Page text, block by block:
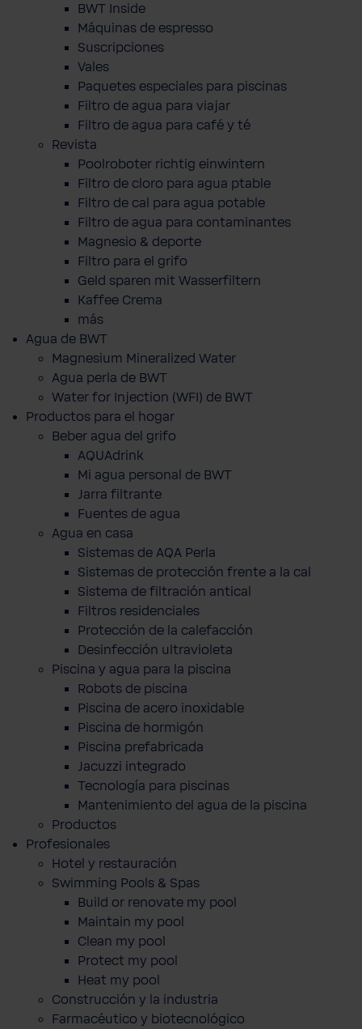
BWT Inside
Máquinas de espresso
Suscripciones
Vales
Paquetes especiales para piscinas
Filtro de agua para viajar
Filtro de agua para café y té
Revista
Poolroboter richtig einwintern
Filtro de cloro para agua ptable
Filtro de cal para agua potable
Filtro de agua para contaminantes
Magnesio & deporte
Filtro para el grifo
Geld sparen mit Wasserfiltern
Kaffee Crema
más
Agua de BWT
Magnesium Mineralized Water
Agua perla de BWT
Water for Injection (WFI) de BWT
Productos para el hogar
Beber agua del grifo
AQUAdrink
Mi agua personal de BWT
Jarra filtrante
Fuentes de agua
Agua en casa
Sistemas de AQA Perla
Sistemas de protección frente a la cal
Sistema de filtración antical
Filtros residenciales
Protección de la calefacción
Desinfección ultravioleta
Piscina y agua para la piscina
Robots de piscina
Piscina de acero inoxidable
Piscina de hormigón
Piscina prefabricada
Jacuzzi integrado
Tecnología para piscinas
Mantenimiento del agua de la piscina
Productos
Profesionales
Hotel y restauración
Swimming Pools & Spas
Build or renovate my pool
Maintain my pool
Clean my pool
Protect my pool
Heat my pool
Construcción y la industria
Farmacéutico y biotecnológico